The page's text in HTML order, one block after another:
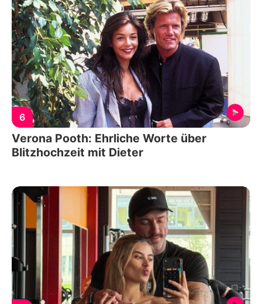
6
Verona Pooth: Ehrliche Worte über
Blitzhochzeit mit Dieter